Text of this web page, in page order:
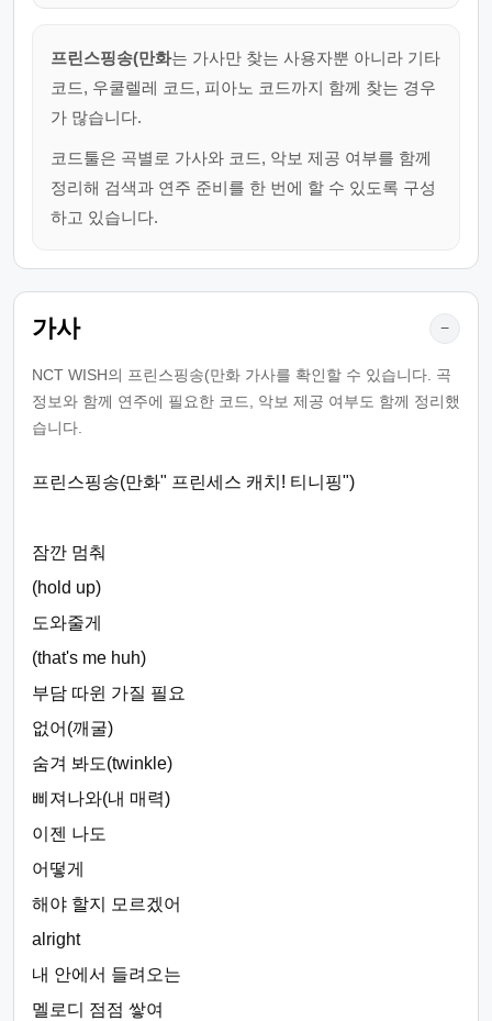
프린스핑송(만화는 가사만 찾는 사용자뿐 아니라 기타
코드, 우쿨렐레 코드, 피아노 코드까지 함께 찾는 경우
가 많습니다.
코드툴은 곡별로 가사와 코드, 악보 제공 여부를 함께
정리해 검색과 연주 준비를 한 번에 할 수 있도록 구성
하고 있습니다.
가사 −
NCT WISH의 프린스핑송(만화 가사를 확인할 수 있습니다. 곡
정보와 함께 연주에 필요한 코드, 악보 제공 여부도 함께 정리했
습니다.
프린스핑송(만화" 프린세스 캐치! 티니핑")
잠깐 멈춰
(hold up)
도와줄게
(that's me huh)
부담 따윈 가질 필요
없어(깨굴)
숨겨 봐도(twinkle)
삐져나와(내 매력)
이젠 나도
어떻게
해야 할지 모르겠어
alright
내 안에서 들려오는
멜로디 점점 쌓여